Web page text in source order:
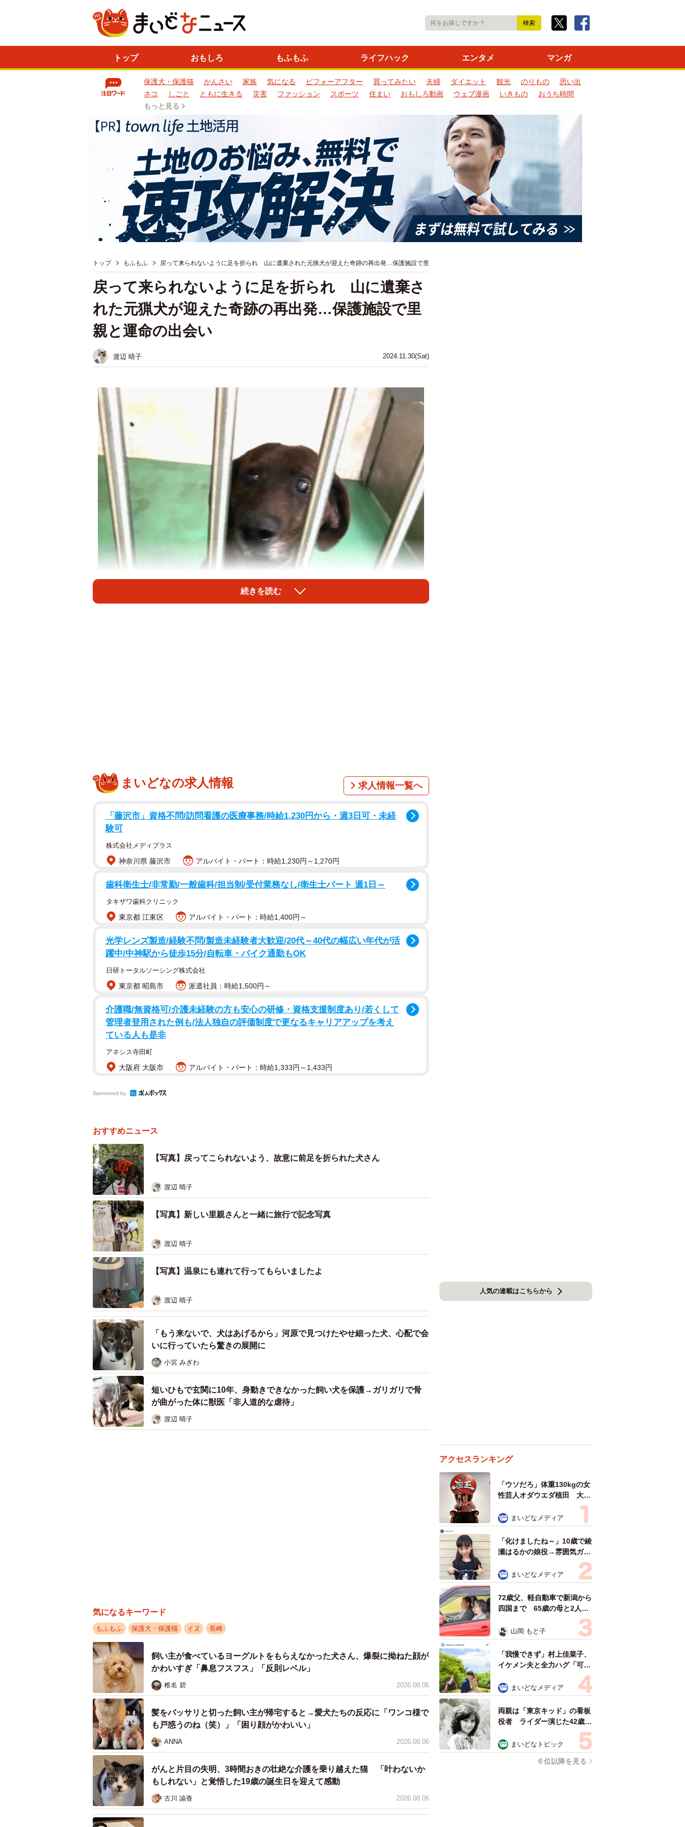
トップ おもしろ もふもふ ライフハック エンタメ マンガ
保護犬・保護猫 かんさい 家族 気になる ビフォーアフター 買ってみたい 夫婦 ダイエット 観光 のりもの
思い出
ネコ
しごと ともに生きる 災害 ファッション スポーツ 住まい おもしろ動画 ウェブ漫画 いきもの
おうち時間
もっと見る
トップ もふもふ 戻って来られないように足を折られ 山に遺棄された元猟犬が迎えた奇跡の再出発…保護施設で里
2024.11.30(Sat)
戻って来られないように足を折られ 山に遺棄さ
れた元猟犬が迎えた奇跡の再出発…保護施設で里
親と運命の出会い
渡辺 晴子
山に遺棄された3本足の元猟犬。昨年5月に長崎県動物管理所に収容されていたところを、動
物保護団体のNPO法人「アニマルレスキューたんぽぽ」（以下、たんぽぽ・大阪）が引き取
りました。
「長崎県は殺処分も多いため、これまで収容された犬猫のレスキューを続けてきました。動
物管理所の職員さんは当団体の管理、飼育をとても信用してくれているので当団体のレスキ
ューにいつも協力的。昨年引き取ったこの子は、収容時、1本の足が折れていてガリガリに
やせこけていました。捕獲された場所、犬の種類、人慣れからみて、明らかに猟犬で利用さ
れていたようです」という、たんぽぽの代表本田千晶さん。
さらに「猟犬は一般家庭ではなかなか受け入れられないうえ、体も大きくよくほえることか
らなかなか里親が見つからず。そこで収容期間を延長して里親を待ちましたが、それでも声
したんです」などと振り返ります。
元猟犬を引き取りすぐに獣医に診てもらったところ、明らかに不自然な3本足。実は、折ら
れていた1本の足の骨は上に曲げて折られていたことが分かったのです。それは、ハンター
が利用価値のなくなった猟犬を捨てる時にわざと足を折り戻って来れなくするためだとい
推定7歳の男の子。施設で残りの“犬生”を遂げるつもりでしたが…ある時、運命の出会いがあ
ったのです。京都在住の人が施設に見学に訪れ、「最後の自分の子にしたい」とスシ太郎く
んの里親になることを申し出ました。
「保護犬をおうちにお迎えしようとわざわざ見学に足を運んでくれた方が、スシ太郎を気に
入ってくださり正式譲渡となりました。この子はさびしがり屋なので京都の自宅で犬猫のト
リミングサロンを経営されていることもあり、常に里親さんと離れることなく過ごすことが
できる環境がとても合っていて。里親に出してから、今ではほえることもなくなりとても幸
せに暮らしているそうです。また3本足ながらも健気に歩く姿に心打たれ、散歩中も通り掛
かった人たちから思わず声を掛けられるとか」（本田さん）
続きを読む
まいどなの求人情報 求人情報一覧へ
「藤沢市」資格不問/訪問看護の医療事務/時給1,230円から・週3日可・未経
験可
株式会社メディプラス
神奈川県 藤沢市 アルバイト・パート：時給1,230円～1,270円
歯科衛生士/非常勤/一般歯科/担当制/受付業務なし/衛生士パート 週1日～
タキザワ歯科クリニック
東京都 江東区 アルバイト・パート：時給1,400円～
光学レンズ製造/経験不問/製造未経験者大歓迎/20代～40代の幅広い年代が活
躍中/中神駅から徒歩15分/自転車・バイク通勤もOK
日研トータルソーシング株式会社
東京都 昭島市 派遣社員：時給1,500円～
介護職/無資格可/介護未経験の方も安心の研修・資格支援制度あり/若くして
管理者登用された例も/法人独自の評価制度で更なるキャリアアップを考え
ている人も是非
アネシス寺田町
大阪府 大阪市 アルバイト・パート：時給1,333円～1,433円
Sponsored by
おすすめニュース
【写真】戻ってこられないよう、故意に前足を折られた犬さん
渡辺 晴子
【写真】新しい里親さんと一緒に旅行で記念写真
渡辺 晴子
【写真】温泉にも連れて行ってもらいましたよ
渡辺 晴子
「もう来ないで、犬はあげるから」河原で見つけたやせ細った犬、心配で会
いに行っていたら驚きの展開に
小宮 みぎわ
短いひもで玄関に10年、身動きできなかった飼い犬を保護→ガリガリで骨
が曲がった体に獣医「非人道的な虐待」
渡辺 晴子
気になるキーワード
もふもふ 保護犬・保護猫 イヌ 長崎
飼い主が食べているヨーグルトをもらえなかった犬さん、爆裂に拗ねた顔が
かわいすぎ「鼻息フスフス」「反則レベル」
椎名 碧 2026.08.06
髪をバッサリと切った飼い主が帰宅すると→愛犬たちの反応に「ワンコ様で
も戸惑うのね（笑）」「困り顔がかわいい」
ANNA 2026.08.06
がんと片目の失明、3時間おきの壮絶な介護を乗り越えた猫 「叶わないか
もしれない」と覚悟した19歳の誕生日を迎えて感動
古川 諭香 2026.08.06
人気の連載はこちらから
アクセスランキング
「ウソだろ」体重130kgの女
性芸人オダウエダ植田 大学
時代のほっそり姿に「マジ
で」 まいどなメディア
「化けましたね～」10歳で綾
瀬はるかの娘役→雰囲気ガラ
リの18歳に成長 「メイクで
雰囲気が」「宝塚に入れそ
う」
まいどなメディア
72歳父、軽自動車で新潟から
四国まで 65歳の母と2人で
3泊4日の旅 パーキングの休
憩まで分刻み… 「大学生で
も組まねえよ！」
山岡 もと子
「我慢できず」村上佳菜子、
イケメン夫と全力ハグ「可愛
いふたり」「素敵なご夫婦」
まいどなメディア
両親は「東京キッド」の看板
役者 ライダー演じた42歳元
俳優が再婚妻との「ウエディ
ングフォト」計画を明言
「センスあるカメラマン求
まいどなトピック
６位以降を見る